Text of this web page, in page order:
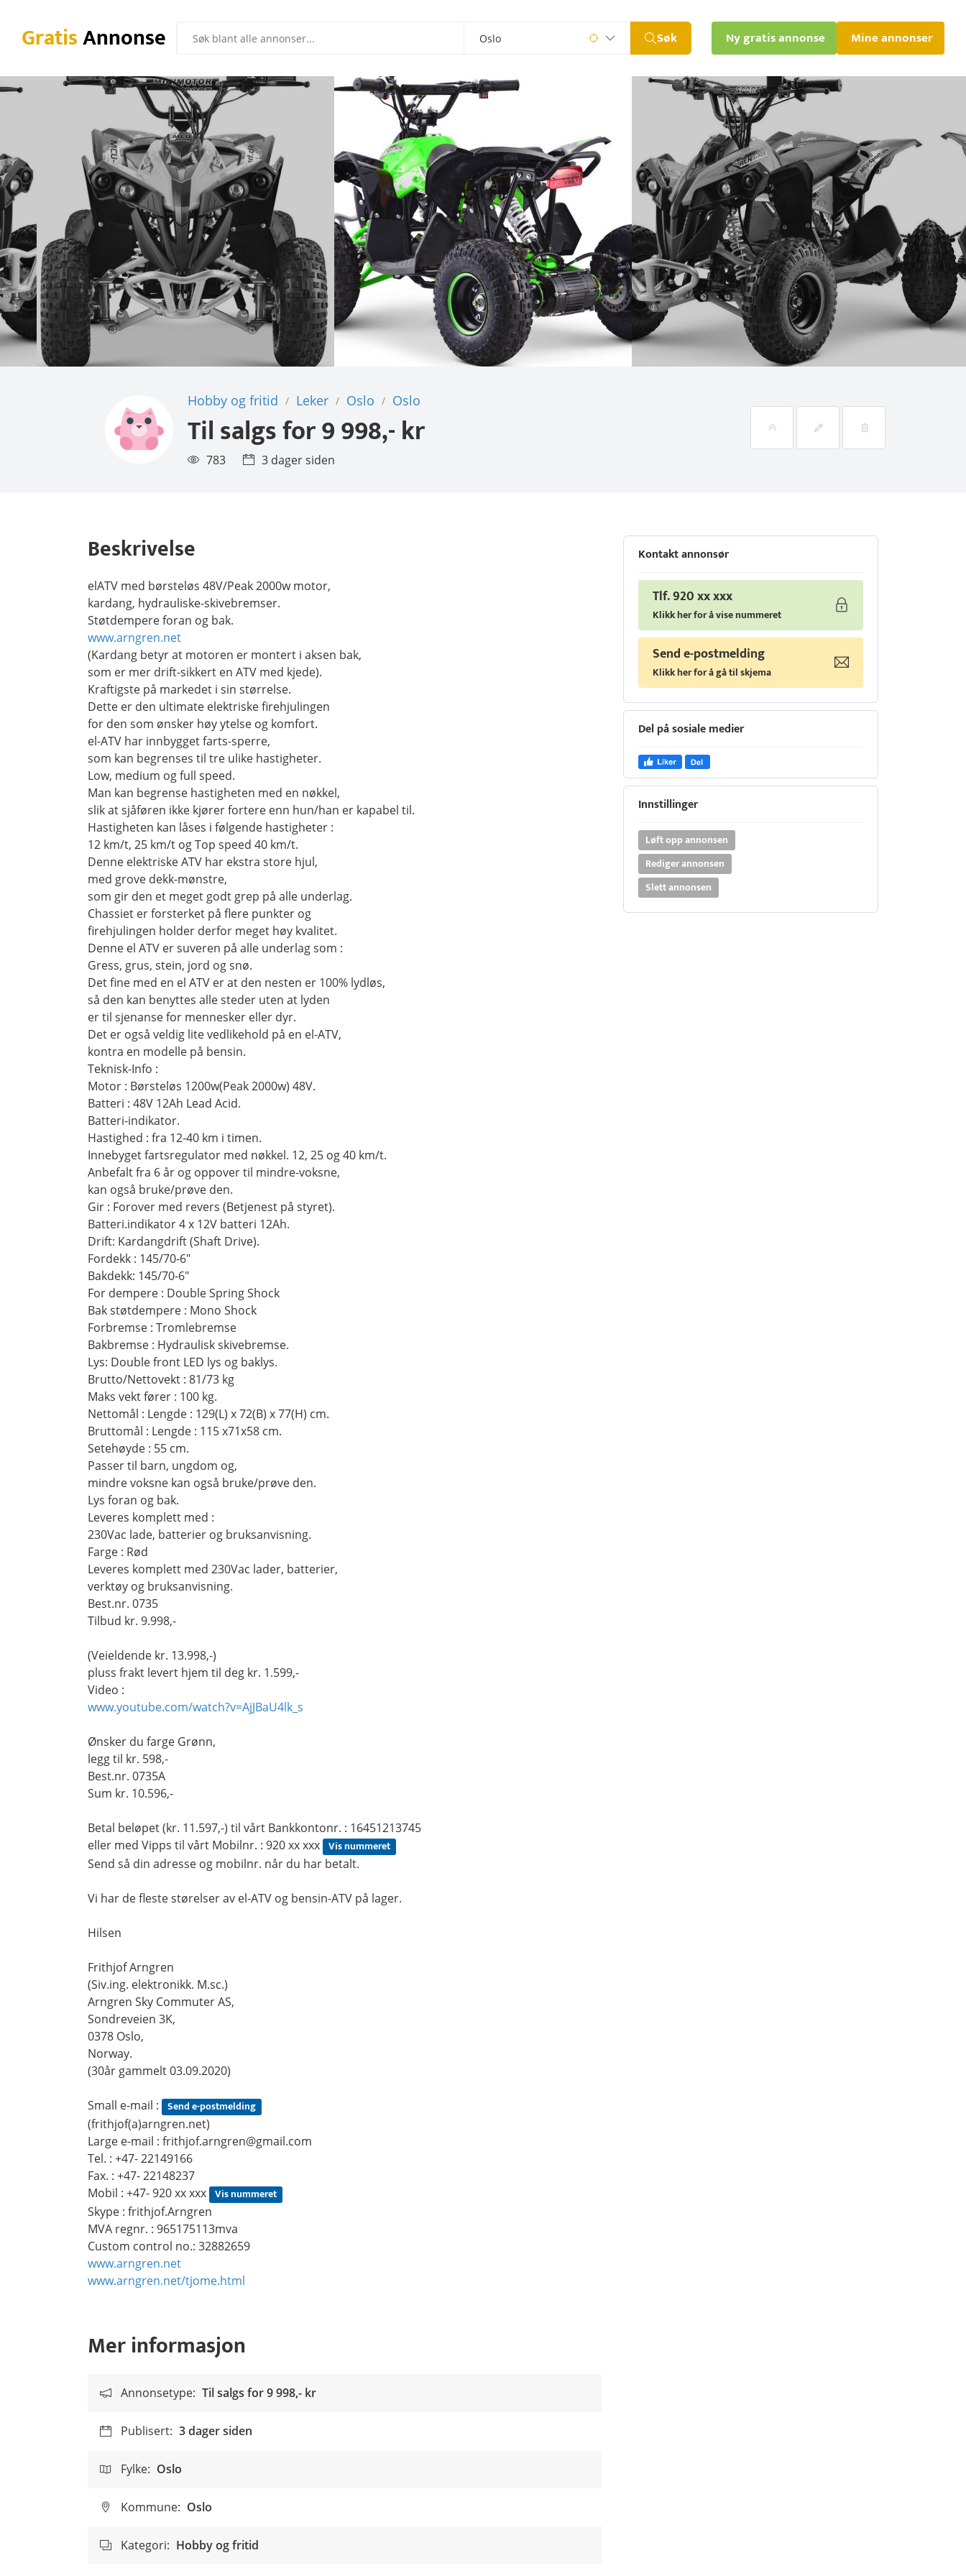
GratisAnnonse Søk Ny gratis annonse Mine annonser
Hobby og fritid / Leker / Oslo / Oslo
Til salgs for9 998,- kr
783 3 dager siden
Beskrivelse
elATV med børsteløs 48V/Peak 2000w motor,
kardang, hydrauliske-skivebremser.
Støtdempere foran og bak.
www.arngren.net
(Kardang betyr at motoren er montert i aksen bak,
som er mer drift-sikkert en ATV med kjede).
Kraftigste på markedet i sin størrelse.
Dette er den ultimate elektriske firehjulingen
for den som ønsker høy ytelse og komfort.
el-ATV har innbygget farts-sperre,
som kan begrenses til tre ulike hastigheter.
Low, medium og full speed.
Man kan begrense hastigheten med en nøkkel,
slik at sjåføren ikke kjører fortere enn hun/han er kapabel til.
Hastigheten kan låses i følgende hastigheter :
12 km/t, 25 km/t og Top speed 40 km/t.
Denne elektriske ATV har ekstra store hjul,
med grove dekk-mønstre,
som gir den et meget godt grep på alle underlag.
Chassiet er forsterket på flere punkter og
firehjulingen holder derfor meget høy kvalitet.
Denne el ATV er suveren på alle underlag som :
Gress, grus, stein, jord og snø.
Det fine med en el ATV er at den nesten er 100% lydløs,
så den kan benyttes alle steder uten at lyden
er til sjenanse for mennesker eller dyr.
Det er også veldig lite vedlikehold på en el-ATV,
kontra en modelle på bensin.
Teknisk-Info :
Motor : Børsteløs 1200w(Peak 2000w) 48V.
Batteri : 48V 12Ah Lead Acid.
Batteri-indikator.
Hastighed : fra 12-40 km i timen.
Innebyget fartsregulator med nøkkel. 12, 25 og 40 km/t.
Anbefalt fra 6 år og oppover til mindre-voksne,
kan også bruke/prøve den.
Gir : Forover med revers (Betjenest på styret).
Batteri.indikator 4 x 12V batteri 12Ah.
Drift: Kardangdrift (Shaft Drive).
Fordekk : 145/70-6"
Bakdekk: 145/70-6"
For dempere : Double Spring Shock
Bak støtdempere : Mono Shock
Forbremse : Tromlebremse
Bakbremse : Hydraulisk skivebremse.
Lys: Double front LED lys og baklys.
Brutto/Nettovekt : 81/73 kg
Maks vekt fører : 100 kg.
Nettomål : Lengde : 129(L) x 72(B) x 77(H) cm.
Bruttomål : Lengde : 115 x71x58 cm.
Setehøyde : 55 cm.
Passer til barn, ungdom og,
mindre voksne kan også bruke/prøve den.
Lys foran og bak.
Leveres komplett med :
230Vac lade, batterier og bruksanvisning.
Farge : Rød
Leveres komplett med 230Vac lader, batterier,
verktøy og bruksanvisning.
Best.nr. 0735
Tilbud kr. 9.998,-
(Veieldende kr. 13.998,-)
pluss frakt levert hjem til deg kr. 1.599,-
Video :
www.youtube.com/watch?v=AjJBaU4lk_s
Ønsker du farge Grønn,
legg til kr. 598,-
Best.nr. 0735A
Sum kr. 10.596,-
Betal beløpet (kr. 11.597,-) til vårt Bankkontonr. : 16451213745
eller med Vipps til vårt Mobilnr. : 920 xx xxx Vis nummeret
Send så din adresse og mobilnr. når du har betalt.
Vi har de fleste størelser av el-ATV og bensin-ATV på lager.
Hilsen
Frithjof Arngren
(Siv.ing. elektronikk. M.sc.)
Arngren Sky Commuter AS,
Sondreveien 3K,
0378 Oslo,
Norway.
(30år gammelt 03.09.2020)
Small e-mail : Send e-postmelding
(frithjof(a)arngren.net)
Large e-mail : frithjof.arngren@gmail.com
Tel. : +47- 22149166
Fax. : +47- 22148237
Mobil : +47-920 xx xxx Vis nummeret
Skype : frithjof.Arngren
MVA regnr. : 965175113mva
Custom control no.: 32882659
www.arngren.net
www.arngren.net/tjome.html
Mer informasjon
Annonsetype: Til salgs for9 998,- kr
Publisert: 3 dager siden
Fylke: Oslo
Kommune: Oslo
Kategori: Hobby og fritid
Kontakt annonsør
Tlf. 920 xx xxx
Klikk her for å vise nummeret
Send e-postmelding
Klikk her for å gå til skjema
Del på sosiale medier
Innstillinger
Løft opp annonsen
Rediger annonsen
Slett annonsen